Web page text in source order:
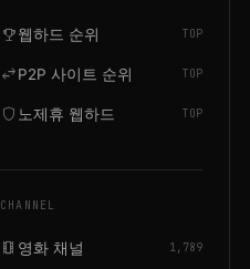
emoji_events웹하드 순위 TOP
swap_horizP2P 사이트 순위 TOP
shield 노제휴 웹하드 TOP
CHANNEL
local_movies 영화 채널 1,789